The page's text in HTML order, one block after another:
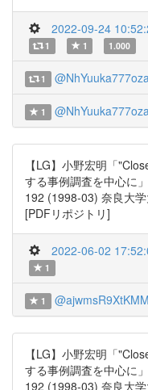
2022-09-24
1 1 1.000
1
1
【LG】小野宏明「
する事例調査を中心に
192 (1998-03) 奈良大
[PDFリポジトリ]
2022-06-02
1
1
【LG】小野宏明「
する事例調査を中心に
192 (1998-03) 奈良大